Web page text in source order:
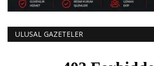
ULUSAL GAZETELER